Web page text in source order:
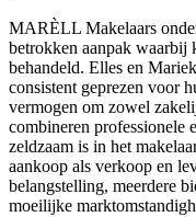
MARÈLL Makelaars
betrokken aanpak waarbij
behandeld. Elles en
consistent geprezen voor
vermogen om zowel
combineren
zeldzaam is in het
aankoop als verkoop en
belangstelling, meerdere
moeilijke